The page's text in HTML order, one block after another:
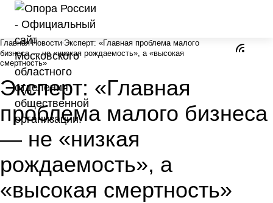
Главная Новости Эксперт: «Главная проблема малого
бизнеса — не «низкая рождаемость», а «высокая
смертность»
Эксперт: «Главная
проблема малого бизнеса
— не «низкая
рождаемость», а
«высокая смертность»